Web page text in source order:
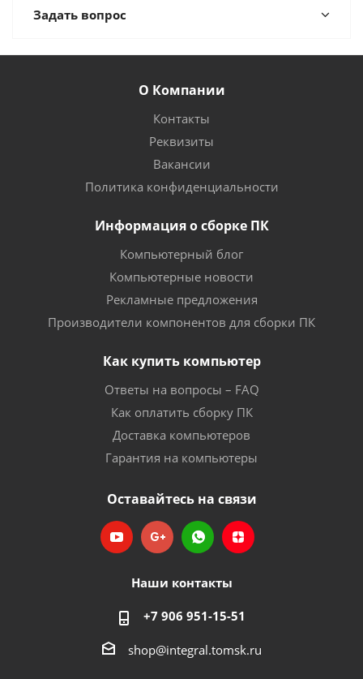
Задать вопрос
О Компании
Контакты
Реквизиты
Вакансии
Политика конфиденциальности
Информация о сборке ПК
Компьютерный блог
Компьютерные новости
Рекламные предложения
Производители компонентов для сборки ПК
Как купить компьютер
Ответы на вопросы – FAQ
Как оплатить сборку ПК
Доставка компьютеров
Гарантия на компьютеры
Оставайтесь на связи
Наши контакты
+7 906 951-15-51
shop@integral.tomsk.ru